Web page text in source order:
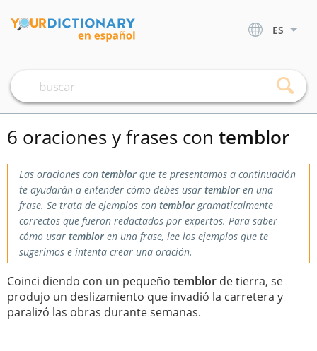
ES
6 oraciones y frases con temblor
Las oraciones con temblor que te presentamos a continuación
te ayudarán a entender cómo debes usar temblor en una
frase. Se trata de ejemplos con temblorgramaticalmente
correctos que fueron redactados por expertos. Para saber
cómo usar temblor en una frase, lee los ejemplos que te
sugerimos e intenta crear una oración.
Coinci diendo con un pequeño temblor de tierra, se
produjo un deslizamiento que invadió la carretera y
paralizó las obras durante semanas.